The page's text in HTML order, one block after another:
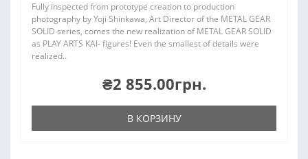
Fully inspected from prototype creation to production
photography by Yoji Shinkawa, Art Director of the METAL GEAR
SOLID series, comes the new realization of METAL GEAR SOLID
as PLAY ARTS KAI- figures! Even the smallest of details were
realized..
₴2 855.00грн.
В КОРЗИНУ